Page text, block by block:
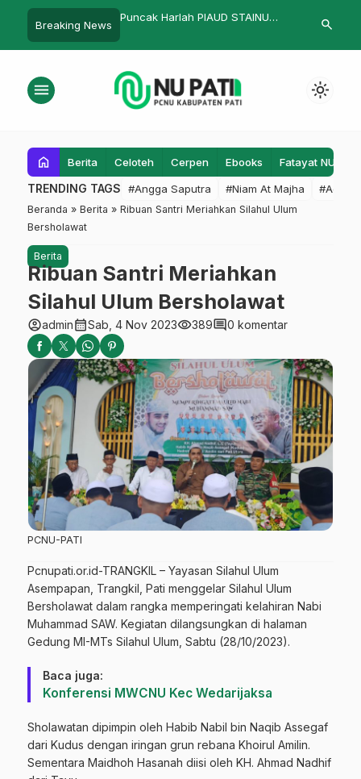
Breaking News
INISNU
Puncak Harlah PIAUD STAINU
KH. M.
Rosulullah
search
menu light_mode
home Berita Celoteh Cerpen Ebooks Fatayat NU
TRENDING TAGS #Angga Saputra #Niam At Majha #Admin
Beranda » Berita » Ribuan Santri Meriahkan Silahul Ulum
Bersholawat
Berita
Ribuan Santri Meriahkan
Silahul Ulum Bersholawat
account_circleadmincalendar_monthSab, 4 Nov 2023visibility389comment0 komentar
PCNU-PATI
Pcnupati.or.id-TRANGKIL – Yayasan Silahul Ulum
Asempapan, Trangkil, Pati menggelar Silahul Ulum
Bersholawat dalam rangka memperingati kelahiran Nabi
Muhammad SAW. Kegiatan dilangsungkan di halaman
Gedung MI-MTs Silahul Ulum, Sabtu (28/10/2023).
Baca juga:
Konferensi MWCNU Kec Wedarijaksa
Sholawatan dipimpin oleh Habib Nabil bin Naqib Assegaf
dari Kudus dengan iringan grun rebana Khoirul Amilin.
Sementara Maidhoh Hasanah diisi oleh KH. Ahmad Nadhif